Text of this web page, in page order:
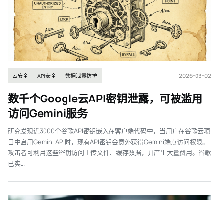
云安全 API安全 数据泄露防护 2026-03-02
数千个Google云API密钥泄露，可被滥用
访问Gemini服务
研究发现近3000个谷歌API密钥嵌入在客户端代码中，当用户在谷歌云项
目中启用Gemini API时，现有API密钥会意外获得Gemini端点访问权限。
攻击者可利用这些密钥访问上传文件、缓存数据，并产生大量费用。谷歌
已实...